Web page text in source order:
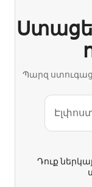
Պարզ
Դուք